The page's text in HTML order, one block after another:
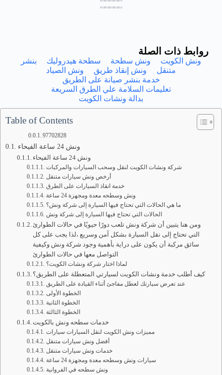
روابط ذات الصلة
ونش الكويت ونش سطحة سطحة هيدروليك
بنشر
متنقل
ونش إنقاذ طريق
ونش الصياد
خدمة بنشر صيانة على الطريق
تعليمات السلامة علي الطرق السريعة
بدالة ونشات الكويت
Table of Contents
97702828
ونش 24 ساعة الفيحاء
ونش 24 ساعة الفيحاء
شركة ونشات الكويت لنقل وسحب السيارات والمركبات
أرخص ونش سيارات متنقل
خدمة انقاذ السيارات على الطرق
ونش وسطحه معدة ومجهزة 24 ساعة
ما هي الحالات التي تحتاج فيها السيارة إلى شركة ونش؟
الحالات التي تحتاج فيها السيارة إلى شركة ونش
ومن هنا يتبين أن شركة ونش تلعب دورًا حيويًا في حالات الطوارئ
التي تحتاج إلى نقل السيارة بشكل آمن وسريع ،لذا يجب على كل
سائق مركبة أن يكون على دراية بأهمية وجود شركة ونش وكيفية
التواصل معها في حالات الطوارئ
لماذا اختار شركة ونشات الكويت؟
كيف أطلب خدمة ونشات الكويت لسيارتي المتعطلة على الطريق؟
عند تعرض سيارتك لعطل مفاجئ أثناء القيادة على الطريق
الخطوة الأولى
الخطوة الثانية
الخطوة الثالثة
خدمات سطحه ونش بالكويت
مميزات ونش الكويت لنقل السيارات سيارات
أفضل ونش سيارات متنقل
خدمات ونش سيارات متنقل
سيارات ونش وسطحه معدة ومجهزة 24 ساعة
ونش سطحه في الفروانية